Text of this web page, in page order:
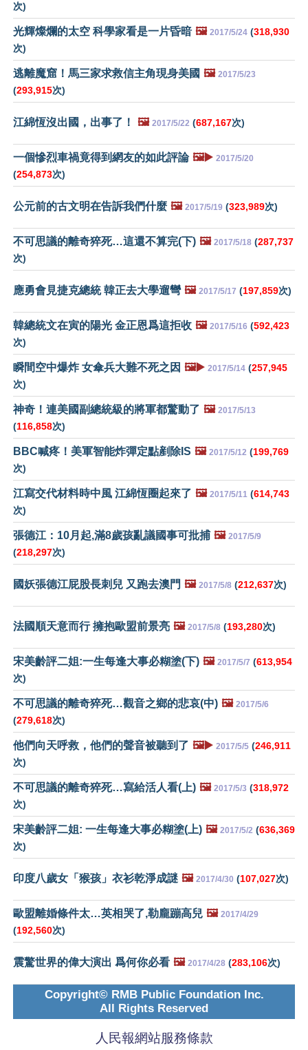
次)
光輝燦爛的太空 科學家看是一片昏暗 🖼️ 2017/5/24 (318,930
次)
逃離魔窟！馬三家求救信主角現身美國 🖼️ 2017/5/23
(293,915次)
江綿恆沒出國，出事了！ 🖼️ 2017/5/22 (687,167次)
一個慘烈車禍竟得到網友的如此評論 🖼️▶️ 2017/5/20
(254,873次)
公元前的古文明在告訴我們什麼 🖼️ 2017/5/19 (323,989次)
不可思議的離奇猝死…這還不算完(下) 🖼️ 2017/5/18 (287,737
次)
應勇會見捷克總統 韓正去大學遛彎 🖼️ 2017/5/17 (197,859次)
韓總統文在寅的陽光 金正恩爲這拒收 🖼️ 2017/5/16 (592,423
次)
瞬間空中爆炸 女傘兵大難不死之因 🖼️▶️ 2017/5/14 (257,945
次)
神奇！連美國副總統級的將軍都驚動了 🖼️ 2017/5/13
(116,858次)
BBC喊疼！美軍智能炸彈定點剷除IS 🖼️ 2017/5/12 (199,769
次)
江寫交代材料時中風 江綿恆圈起來了 🖼️ 2017/5/11 (614,743
次)
張德江：10月起,滿8歲孩亂議國事可批捕 🖼️ 2017/5/9
(218,297次)
國妖張德江屁股長刺兒 又跑去澳門 🖼️ 2017/5/8 (212,637次)
法國順天意而行 擁抱歐盟前景亮 🖼️ 2017/5/8 (193,280次)
宋美齡評二姐:一生每逢大事必糊塗(下) 🖼️ 2017/5/7 (613,954
次)
不可思議的離奇猝死…觀音之鄉的悲哀(中) 🖼️ 2017/5/6
(279,618次)
他們向天呼救，他們的聲音被聽到了 🖼️▶️ 2017/5/5 (246,911
次)
不可思議的離奇猝死…寫給活人看(上) 🖼️ 2017/5/3 (318,972
次)
宋美齡評二姐: 一生每逢大事必糊塗(上) 🖼️ 2017/5/2 (636,369
次)
印度八歲女「猴孩」衣衫乾淨成謎 🖼️ 2017/4/30 (107,027次)
歐盟離婚條件太…英相哭了,勒龐蹦高兒 🖼️ 2017/4/29
(192,560次)
震驚世界的偉大演出 爲何你必看 🖼️ 2017/4/28 (283,106次)
Copyright© RMB Public Foundation Inc.
All Rights Reserved
人民報網站服務條款